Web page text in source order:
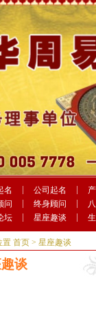
名 公司起名
问 终身顾问
坛 星座趣谈
置 首页 > 星座趣谈
谈